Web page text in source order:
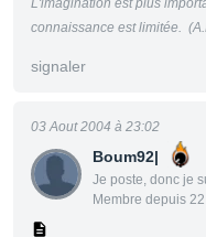
L'imagination est plus
connaissance est limitée.
signaler
Boum92|
Je poste, donc je
Membre depuis
03 Aout 2004 à 23:02